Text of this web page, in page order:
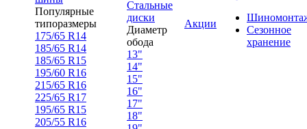
Популярные
типоразмеры
175/65 R14
185/65 R14
185/65 R15
195/60 R16
215/65 R16
225/65 R17
195/65 R15
205/55 R16
Стальные
диски
Диаметр
обода
13"
14"
15"
16"
17"
18"
Акции
Сезонное
хранение